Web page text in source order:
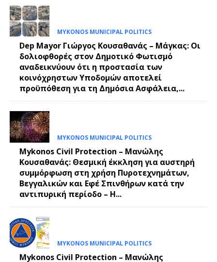
MYKONOS MUNICIPAL POLITICS
Dep Mayor Γιώργος Κουσαθανάς – Μάγκας: Οι
δολιοφθορές στον Δημοτικό Φωτισμό
αναδεικνύουν ότι η προστασία των
κοινόχρηστων Υποδομών αποτελεί
προϋπόθεση για τη Δημόσια Ασφάλεια,...
MYKONOS MUNICIPAL POLITICS
Mykonos Civil Protection – Μανώλης
Κουσαθανάς: Θεσμική έκκληση για αυστηρή
συμμόρφωση στη χρήση Πυροτεχνημάτων,
Βεγγαλικών και Εφέ Σπινθήρων κατά την
αντιπυρική περίοδο – Η...
MYKONOS MUNICIPAL POLITICS
Mykonos Civil Protection – Μανώλης